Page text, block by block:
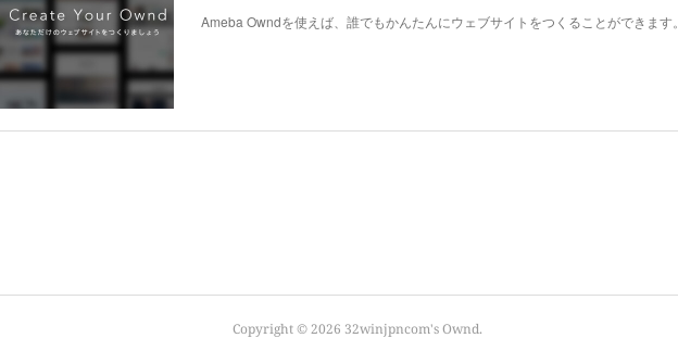
Ameba Owndを使えば、誰でもかんたんにウェブサイトをつくることができます。
Copyright ©2026 32winjpncom's Ownd.